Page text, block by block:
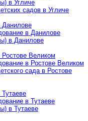
в Угличе
садов в Угличе
Данилове
в Данилове
в Данилове
Великом
в Ростове Великом
сада в Ростове
в Тутаеве
в Тутаеве